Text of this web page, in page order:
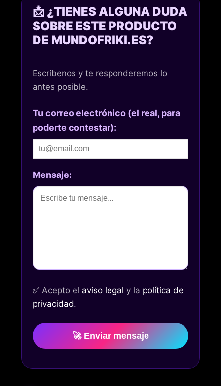
📩 ¿TIENES ALGUNA DUDA
SOBRE ESTE PRODUCTO
DE MUNDOFRIKI.ES?
Escríbenos y te responderemos lo
antes posible.
Tu correo electrónico (el real, para
poderte contestar):
Mensaje:
✅ Acepto el aviso legal y la política de
privacidad.
🚀 Enviar mensaje